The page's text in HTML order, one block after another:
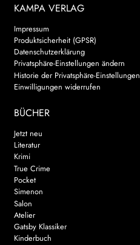
KAMPA VERLAG
Impressum
Produktsicherheit (GPSR)
Datenschutzerklärung
Privatsphäre-Einstellungen ändern
Historie der Privatsphäre-Einstellungen
Einwilligungen widerrufen
BÜCHER
Jetzt neu
Literatur
Krimi
True Crime
Pocket
Simenon
Salon
Atelier
Gatsby Klassiker
Kinderbuch